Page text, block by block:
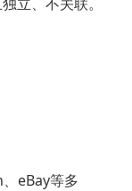
eBay等多